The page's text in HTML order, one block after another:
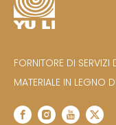
FORNITORE DI
MATERIALE IN LEGNO